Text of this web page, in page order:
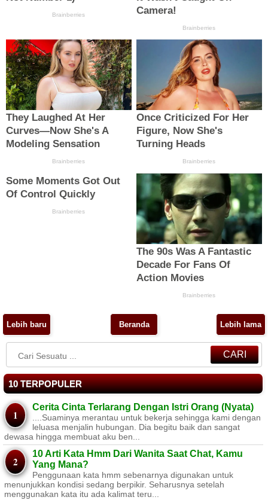
Lebih baru Lebih lama
Beranda
CARI
10 TERPOPULER
Cerita Cinta Terlarang Dengan Istri Orang (Nyata)
....Suaminya merantau untuk bekerja sehingga kami dengan
leluasa menjalin hubungan. Dia begitu baik dan sangat
dewasa hingga membuat aku ben...
10 Arti Kata Hmm Dari Wanita Saat Chat, Kamu
Yang Mana?
Penggunaan kata hmm sebenarnya digunakan untuk
menunjukkan kondisi sedang berpikir. Seharusnya setelah
menggunakan kata itu ada kalimat teru...